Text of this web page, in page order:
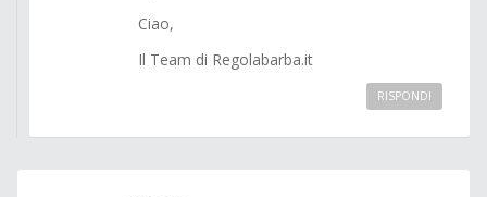
Ciao,
Il Team di Regolabarba.it
RISPONDI